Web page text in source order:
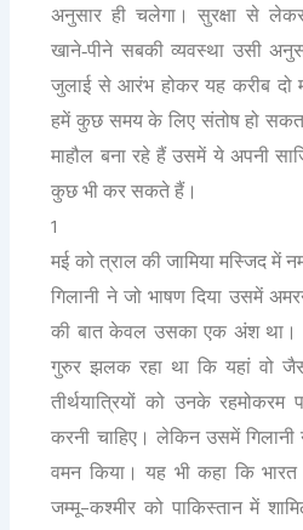
अनुसार ही चलेगा। सुरक्षा से
खाने-पीने सबकी व्यवस्था उसी
जुलाई से आरंभ होकर यह करीब दो
हमें कुछ समय के लिए संतोष हो
माहौल बना रहे हैं उसमें ये अपनी
कुछ भी कर सकते हैं।
1
मई को त्राल की जामिया मस्जिद में
गिलानी ने जो भाषण दिया उसमें
की बात केवल उसका एक अंश था।
गुरुर झलक रहा था कि यहां वो
तीर्थयात्रियों को उनके रहमोकरम
करनी चाहिए। लेकिन उसमें
वमन किया। यह भी कहा कि
जम्मू–कश्मीर को पाकिस्तान में